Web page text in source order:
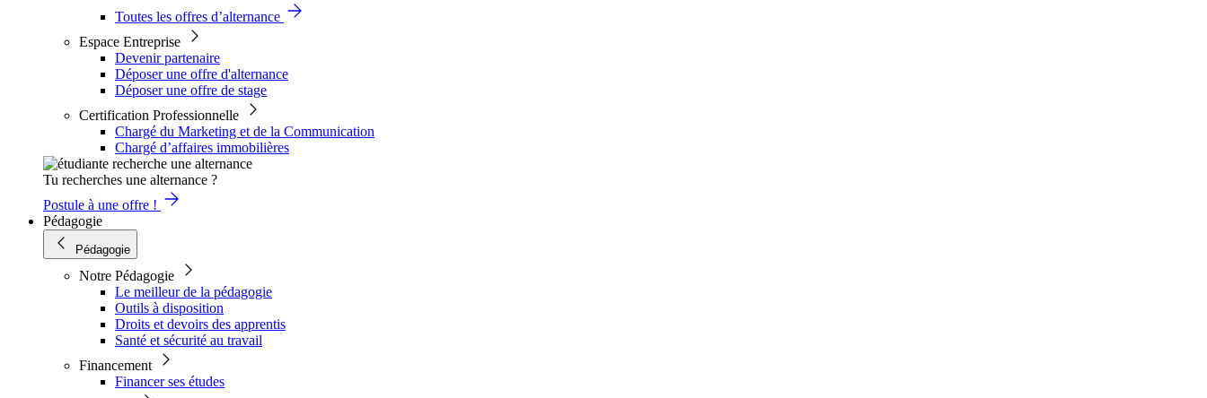
Toutes les offres d’alternance
Espace Entreprise
Devenir partenaire
Déposer une offre d'alternance
Déposer une offre de stage
Certification Professionnelle
Chargé du Marketing et de la Communication
Chargé d’affaires immobilières
Tu recherches une alternance ?
Postule à une offre !
Pédagogie
Pédagogie
Notre Pédagogie
Le meilleur de la pédagogie
Outils à disposition
Droits et devoirs des apprentis
Santé et sécurité au travail
Financement
Financer ses études